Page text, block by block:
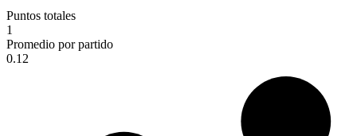
Puntos totales
1
Promedio por partido
0.12